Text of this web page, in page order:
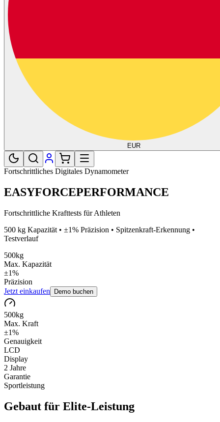
EUR
Fortschrittliches Digitales Dynamometer
EASYFORCEPERFORMANCE
Fortschrittliche Krafttests für Athleten
500 kg Kapazität • ±1% Präzision • Spitzenkraft-Erkennung •
Testverlauf
500kg
Max. Kapazität
±1%
Präzision
Jetzt einkaufen
Demo buchen
500kg
Max. Kraft
±1%
Genauigkeit
LCD
Display
2 Jahre
Garantie
Sportleistung
Gebaut für Elite-Leistung